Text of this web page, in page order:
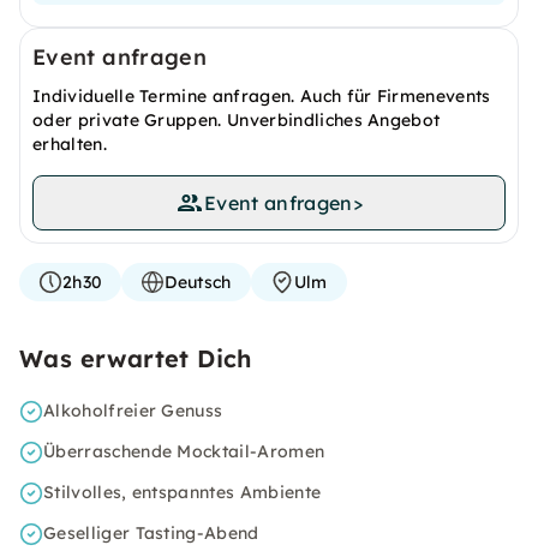
Event anfragen
Individuelle Termine anfragen. Auch für Firmenevents
oder private Gruppen. Unverbindliches Angebot
erhalten.
Event anfragen>
2h30 Deutsch Ulm
Was erwartet Dich
Alkoholfreier Genuss
Überraschende Mocktail-Aromen
Stilvolles, entspanntes Ambiente
Geselliger Tasting-Abend